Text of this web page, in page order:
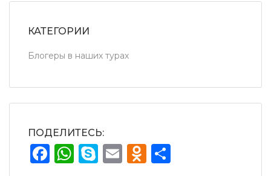
КАТЕГОРИИ
Блогеры в наших турах
ПОДЕЛИТЕСЬ:
Facebook
WhatsApp
Skype
Email